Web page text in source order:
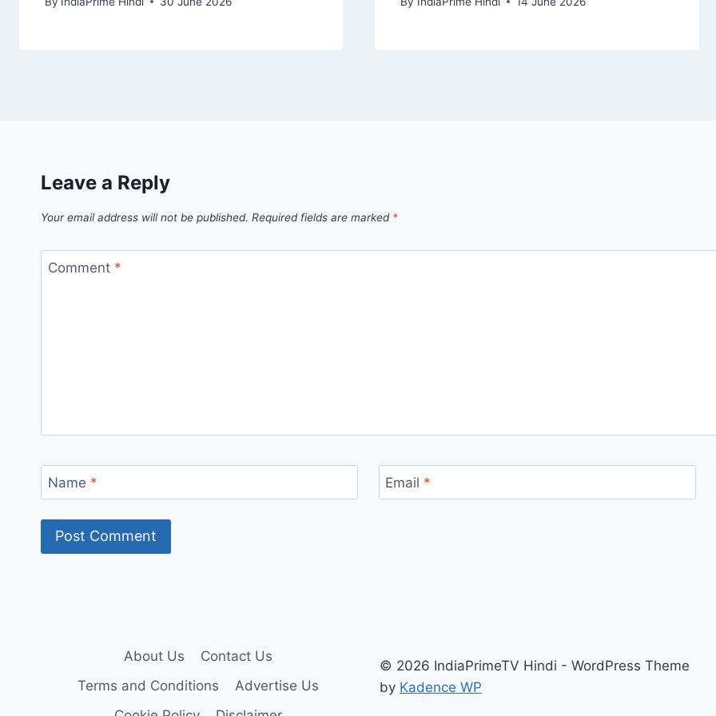
Leave a Reply
Your email address will not be published. Required fields are marked *
Comment *
Name * Email *
About Us
Contact Us
Terms and Conditions
Advertise Us
© 2026 IndiaPrimeTV Hindi - WordPress Theme
by Kadence WP